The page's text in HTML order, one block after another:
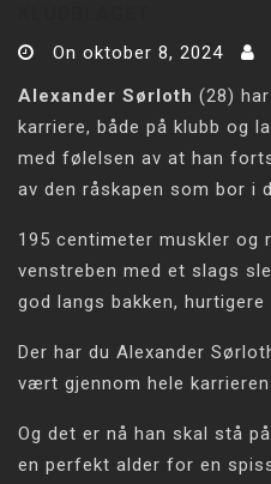
On oktober 8, 2024
Alexander Sørloth (28)
karriere, både på klubb og
med følelsen av at han
av den råskapen som bor i
195 centimeter muskler
venstreben med et slags
god langs bakken,
Der har du Alexander
vært gjennom hele
Og det er nå han skal stå
en perfekt alder for en